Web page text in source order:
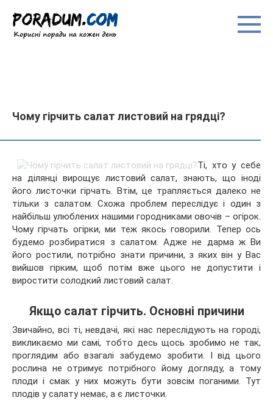
вмісту
Чому гірчить салат листовий на грядці?
Ті, хто у себе
на ділянці вирощує листовий салат, знають, що іноді
його листочки гірчать. Втім, це трапляється далеко не
тільки з салатом. Схожа проблем переслідує і один з
найбільш улюблених нашими городниками овочів – огірок.
Чому гірчать огірки, ми теж якось говорили. Тепер ось
будемо розбиратися з салатом. Адже не дарма ж Ви
його ростили, потрібно знати причини, з яких він у Вас
вийшов гірким, щоб потім вже цього не допустити і
виростити солодкий листовий салат.
Якщо салат гірчить. Основні причини
Звичайно, всі ті, невдачі, які нас переслідують на городі,
викликаємо ми самі, тобто десь щось зробимо не так,
проглядим або взагалі забудемо зробити. І від цього
рослина не отримує потрібного йому догляду, а тому
плоди і смак у них можуть бути зовсім поганими. Тут
плодів у салату немає, а є листочки.